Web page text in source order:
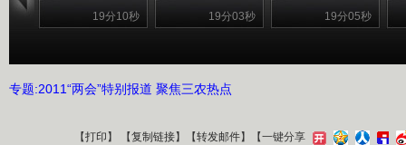
19分10秒 19分03秒 19分05秒
专题:2011“两会”特别报道 聚焦三农热点
【打印 】 【复制链接】【转发邮件】 【一键分享